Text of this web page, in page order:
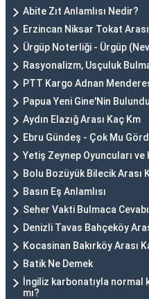
Abite Zıt Anlamlısı Nedir?
Erzincan Niksar Tokat
Ürgüp Noterliği - Ürgüp
Rasyonalizm, Usçuluk
PTT Kargo Adnan
Papua Yeni Gine'Nin
Aydın Elazığ Arası Kaç Km
Ebru Gündeş - Çok Mu
Yetiş Zeynep Oyuncuları ve
Bolu Bozüyük Bilecik Arası
Basın Eş Anlamlısı
Seher Vakti Bulmaca Cevabı
Denizli Tavas Bahçeköy
Kocasinan Bakırköy Arası
Batik Ne Demek
İngiliz karbonatıyla normal
mı?